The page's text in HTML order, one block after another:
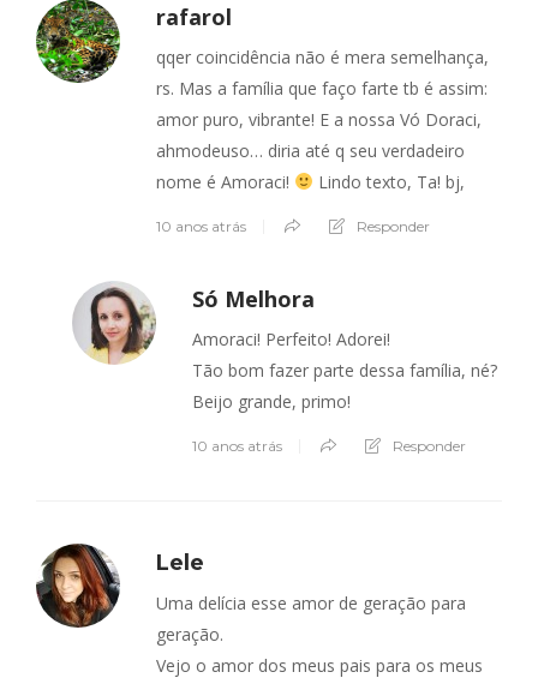
rafarol
qqer coincidência não é mera semelhança,
rs. Mas a família que faço farte tb é assim:
amor puro, vibrante! E a nossa Vó Doraci,
ahmodeuso… diria até q seu verdadeiro
nome é Amoraci!
Lindo texto, Ta! bj,
10 anos atrás Responder
Só Melhora
Amoraci! Perfeito! Adorei!
Tão bom fazer parte dessa família, né?
Beijo grande, primo!
10 anos atrás Responder
Lele
Uma delícia esse amor de geração para
geração.
Vejo o amor dos meus pais para os meus